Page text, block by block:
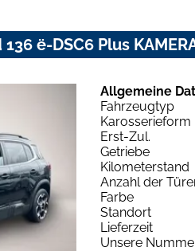
ë-DSC6 Plus
Allgemeine
Fahrzeugtyp
Karosserieform
Erst-Zul.
Getriebe
Kilometerstand
Anzahl der
Farbe
Standort
Lieferzeit
Unsere